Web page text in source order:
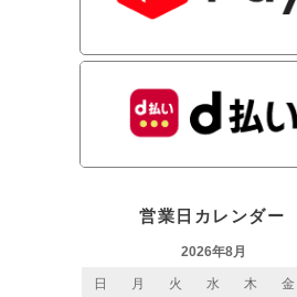
営業日カレンダー
2026年8月
日 月 火 水 木 金